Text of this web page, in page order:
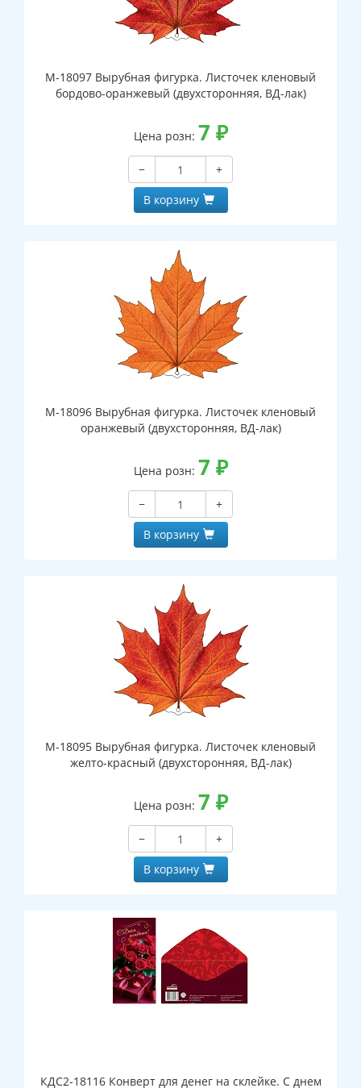
М-18097 Вырубная фигурка. Листочек кленовый
бордово-оранжевый (двухсторонняя, ВД-лак)
Цена розн: 7 ₽
−
+
В корзину
М-18096 Вырубная фигурка. Листочек кленовый
оранжевый (двухсторонняя, ВД-лак)
Цена розн: 7 ₽
−
+
В корзину
М-18095 Вырубная фигурка. Листочек кленовый
желто-красный (двухсторонняя, ВД-лак)
Цена розн: 7 ₽
−
+
В корзину
КДС2-18116 Конверт для денег на склейке. С днем